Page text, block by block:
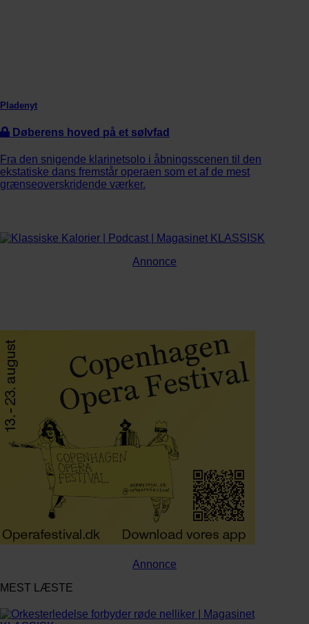
Pladenyt
Døberens hoved på et sølvfad
Fra den snigende klarinetsolo i åbningsscenen til den
ekstatiske dans fremstår operaen som et af de mest
grænseoverskridende værker.
Annonce
Annonce
MEST LÆSTE